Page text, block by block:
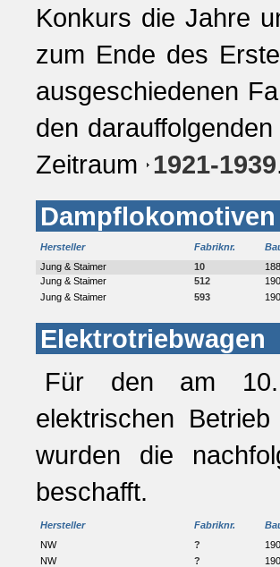
Konkurs die Jahre
zum Ende des
ausgeschiedenen
den
Zeitraum 1921-1939
Dampflokomotiven
Hersteller Fabriknr.
Jung & Staimer
10
Jung & Staimer
512
Jung & Staimer
593
Elektrotriebwagen
Für den am 10.
elektrischen
wurden die
beschafft.
Hersteller Fabriknr.
NW
?
NW
?